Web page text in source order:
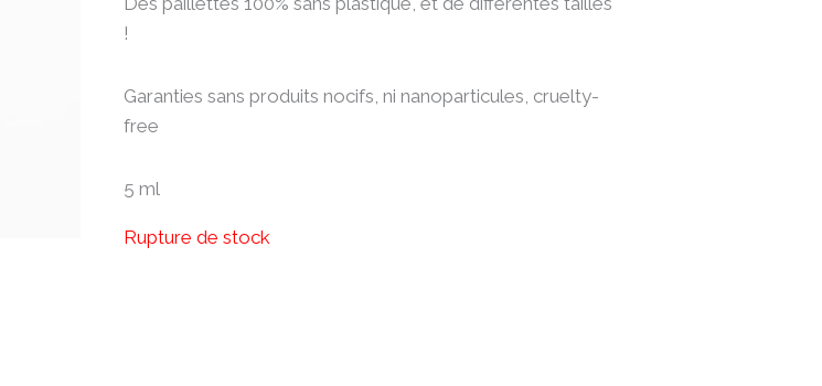
!
Garanties sans produits nocifs, ni nanoparticules, cruelty-
free
5 ml
Rupture de stock